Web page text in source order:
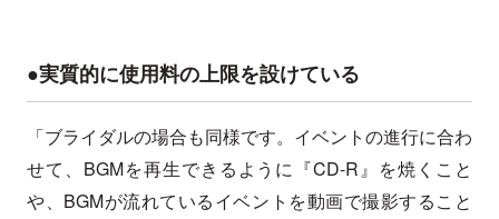
●実質的に使用料の上限を設けている
「ブライダルの場合も同様です。イベントの進行に合わ
せて、BGMを再生できるように『CD-R』を焼くこと
や、BGMが流れているイベントを動画で撮影すること